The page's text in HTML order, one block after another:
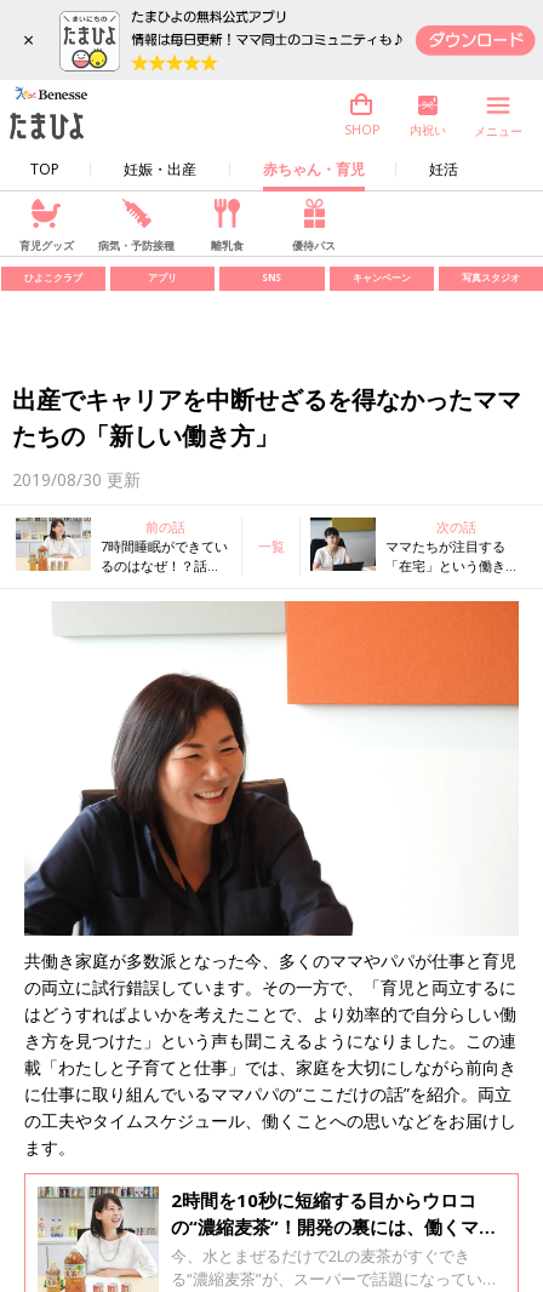
×
TOP 妊娠・出産 赤ちゃん・育児 妊活
SHOP 内祝い メニュー
育児グッズ 病気・予防接種 離乳食 優待パス
ひよこクラブ アプリ SNS キャンペーン 写真スタジオ
出産でキャリアを中断せざるを得なかったママ
たちの「新しい働き方」
2019/08/30 更新
前の話
7時間睡眠ができてい
るのはなぜ！？話題
した2児のママのタイ
一覧
次の話
ママたちが注目する
「在宅」という働き
本音は？
共働き家庭が多数派となった今、多くのママやパパが仕事と育児
の両立に試行錯誤しています。その一方で、「育児と両立するに
はどうすればよいかを考えたことで、より効率的で自分らしい働
き方を見つけた」という声も聞こえるようになりました。この連
載「わたしと子育てと仕事」では、家庭を大切にしながら前向き
に仕事に取り組んでいるママパパの“ここだけの話”を紹介。両立
の工夫やタイムスケジュール、働くことへの思いなどをお届けし
ます。
2時間を10秒に短縮する目からウロコ
の“濃縮麦茶”！開発の裏には、働くママ
の悩みと愛情がたっぷりでした
今、水とまぜるだけで2Lの麦茶がすぐでき
る“濃縮麦茶”が、スーパーで話題になっていま